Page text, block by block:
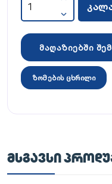
მაღაზიებში
ზომების ცხრილი
ᲛᲡᲒᲐᲕᲡᲘ